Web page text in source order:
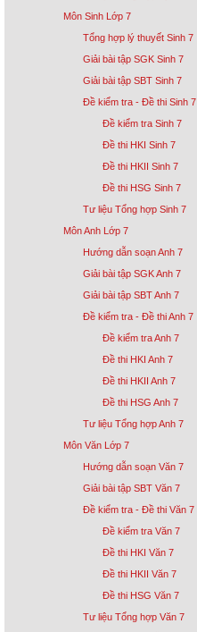
Môn Sinh Lớp 7
Tổng hợp lý thuyết Sinh 7
Giải bài tập SGK Sinh 7
Giải bài tập SBT Sinh 7
Đề kiểm tra - Đề thi Sinh 7
Đề kiểm tra Sinh 7
Đề thi HKI Sinh 7
Đề thi HKII Sinh 7
Đề thi HSG Sinh 7
Tư liệu Tổng hợp Sinh 7
Môn Anh Lớp 7
Hướng dẫn soạn Anh 7
Giải bài tập SGK Anh 7
Giải bài tập SBT Anh 7
Đề kiểm tra - Đề thi Anh 7
Đề kiểm tra Anh 7
Đề thi HKI Anh 7
Đề thi HKII Anh 7
Đề thi HSG Anh 7
Tư liệu Tổng hợp Anh 7
Môn Văn Lớp 7
Hướng dẫn soạn Văn 7
Giải bài tập SBT Văn 7
Đề kiểm tra - Đề thi Văn 7
Đề kiểm tra Văn 7
Đề thi HKI Văn 7
Đề thi HKII Văn 7
Đề thi HSG Văn 7
Tư liệu Tổng hợp Văn 7